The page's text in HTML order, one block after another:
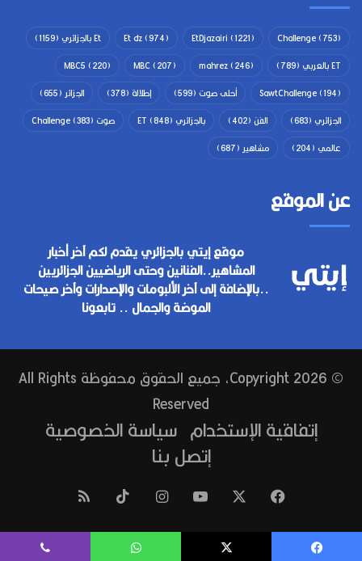
Challenge(753)
EtDjazairi (1221)
Et dz(974) Et بالجزائري
(1159)
ET بالعربي
(789)
mahrez(246)
MBC(207)
MBC5 (220)
SawtChallenge(194) أحلى صوت (599) إطلالة (378) الجزائر (655)
الجزائري (683) الفن (402) بالجزائري ET (848) صوت Challenge (383)
عالمي (204) مشاهير (687)
عن الموقع
موقع إيتي بالجزائري يقدم لكم آخر أخبار
المشاهير..الفنانين وحتى الرياضيين الجزائريين
..بالإضافة إلى آخر الألبومات والإصدارات وآخر صيحات
الموضة والجمال .. تابعونا
© Copyright 2026, جميع الحقوق محفوظة All Rights
Reserved
إتفاقية الإستخدام سياسة الخصوصية
إتصل بنا
فيسبوك ‫YouTube انستقرام ‫TikTok
الموقع